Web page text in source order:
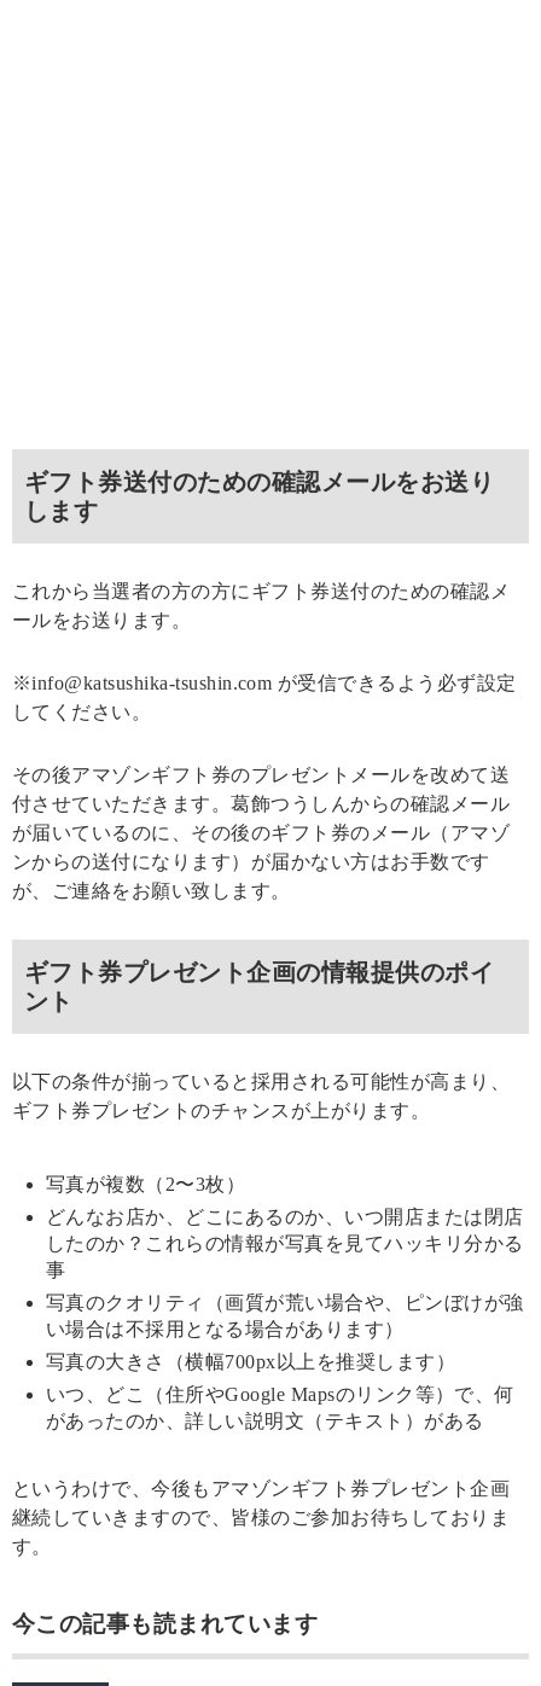
ギフト券送付のための確認メールをお送り
します
これから当選者の方の方にギフト券送付のための確認メ
ールをお送ります。
※info@katsushika-tsushin.com が受信できるよう必ず設定
してください。
その後アマゾンギフト券のプレゼントメールを改めて送
付させていただきます。葛飾つうしんからの確認メール
が届いているのに、その後のギフト券のメール（アマゾ
ンからの送付になります）が届かない方はお手数です
が、ご連絡をお願い致します。
ギフト券プレゼント企画の情報提供のポイ
ント
以下の条件が揃っていると採用される可能性が高まり、
ギフト券プレゼントのチャンスが上がります。
写真が複数（2〜3枚）
どんなお店か、どこにあるのか、いつ開店または閉店
したのか？これらの情報が写真を見てハッキリ分かる
事
写真のクオリティ（画質が荒い場合や、ピンぼけが強
い場合は不採用となる場合があります）
写真の大きさ（横幅700px以上を推奨します）
いつ、どこ（住所やGoogle Mapsのリンク等）で、何
があったのか、詳しい説明文（テキスト）がある
というわけで、今後もアマゾンギフト券プレゼント企画
継続していきますので、皆様のご参加お待ちしておりま
す。
今この記事も読まれています